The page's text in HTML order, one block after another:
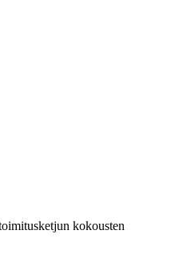
kokousten